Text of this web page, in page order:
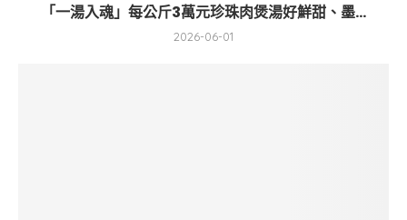
「一湯入魂」每公斤3萬元珍珠肉煲湯好鮮甜、墨...
2026-06-01